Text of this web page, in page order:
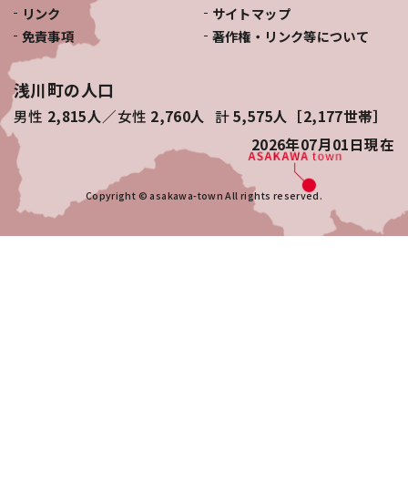
リンク
サイトマップ
免責事項
著作権・リンク等について
浅川町の人口
男性 2,815人 女性 2,760人 計5,575人［2,177世帯］
2026年07月01日現在
Copyright © asakawa-town All rights reserved.